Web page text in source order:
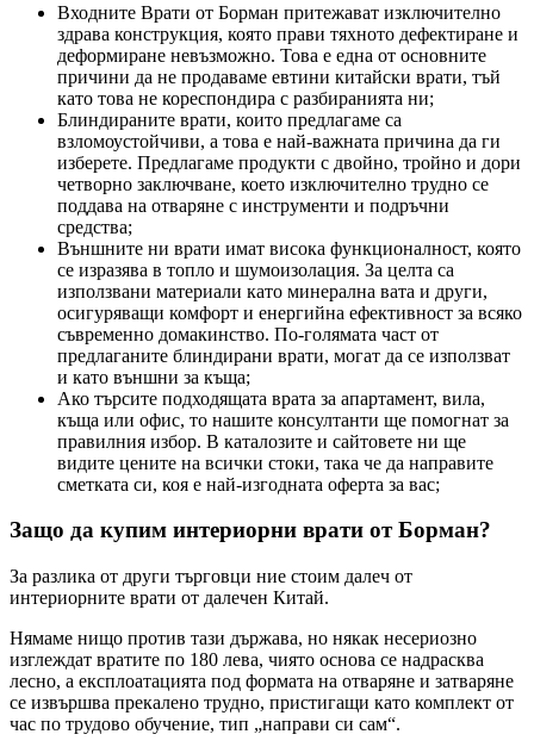
Входните Врати от Борман притежават изключително
здрава конструкция, която прави тяхното дефектиране и
деформиране невъзможно. Това е една от основните
причини да не продаваме евтини китайски врати, тъй
като това не кореспондира с разбиранията ни;
Блиндираните врати, които предлагаме са
взломоустойчиви, а това е най-важната причина да ги
изберете. Предлагаме продукти с двойно, тройно и дори
четворно заключване, което изключително трудно се
поддава на отваряне с инструменти и подръчни
средства;
Външните ни врати имат висока функционалност, която
се изразява в топло и шумоизолация. За целта са
използвани материали като минерална вата и други,
осигуряващи комфорт и енергийна ефективност за всяко
съвременно домакинство. По-голямата част от
предлаганите блиндирани врати, могат да се използват
и като външни за къща;
Ако търсите подходящата врата за апартамент, вила,
къща или офис, то нашите консултанти ще помогнат за
правилния избор. В каталозите и сайтовете ни ще
видите цените на всички стоки, така че да направите
сметката си, коя е най-изгодната оферта за вас;
Защо да купим интериорни врати от Борман?
За разлика от други търговци ние стоим далеч от
интериорните врати от далечен Китай.
Нямаме нищо против тази държава, но някак несериозно
изглеждат вратите по 180 лева, чиято основа се надрасква
лесно, а експлоатацията под формата на отваряне и затваряне
се извършва прекалено трудно, пристигащи като комплект от
час по трудово обучение, тип „направи си сам“.